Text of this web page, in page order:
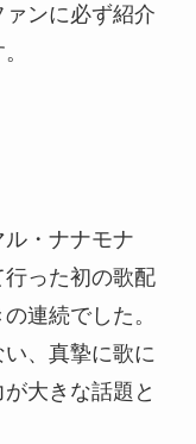
ンに必ず紹介
・ナナモナ
った初の歌配
連続でした。
、真摯に歌に
大きな話題と